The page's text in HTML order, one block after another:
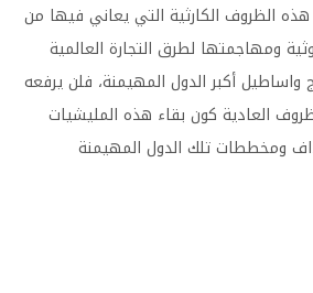
الظروف الكارثية التي يعاني فيها من
ومهاجمتها لطرق التجارة العالمية
أكبر الدول المهيمنة، فلن يرفعه
العادية كون بقاء هذه المليشيات
ومخططات تلك الدول المهيمنة